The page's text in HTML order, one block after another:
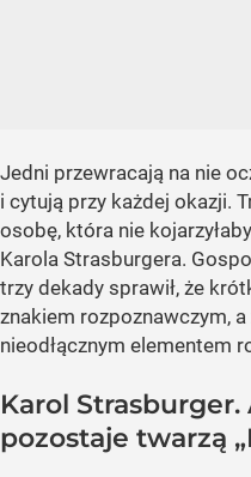
Jedni przewracają na nie
i cytują przy każdej okazji.
osobę, która nie
Karola Strasburgera.
trzy dekady sprawił, że
znakiem rozpoznawczym,
nieodłącznym elementem
Karol
pozostaje twarzą